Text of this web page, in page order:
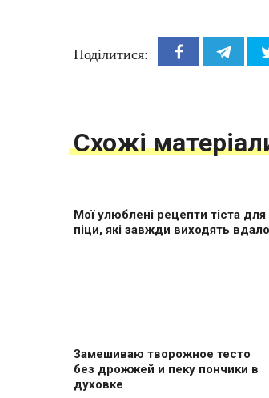
Поділитися:
Схожі
Мої улюблені рецепти тіста для
піци, які завжди виходять вдало
Замешиваю творожное тесто
без дрожжей и пеку пончики в
духовке